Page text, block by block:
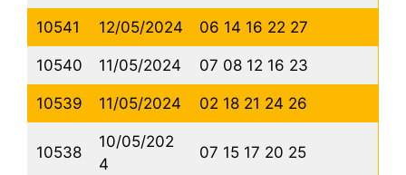
10541 12/05/2024 06 14 16 22 27
10540 11/05/2024 07 08 12 16 23
10539 11/05/2024 02 18 21 24 26
10538
10/05/202
4
07 15 17 20 25